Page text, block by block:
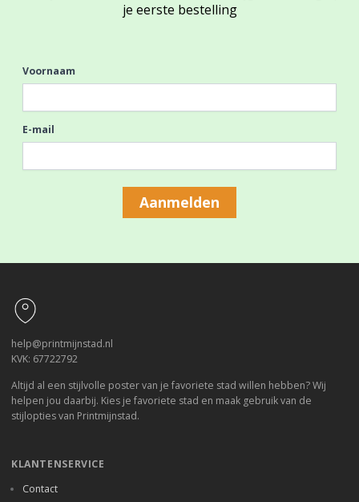
je eerste bestelling
Voornaam
E-mail
Aanmelden
help@printmijnstad.nl
KVK: 67722792
Altijd al een stijlvolle poster van je favoriete stad willen hebben? Wij
helpen jou daarbij. Kies je favoriete stad en maak gebruik van de
stijlopties van Printmijnstad.
KLANTENSERVICE
Contact